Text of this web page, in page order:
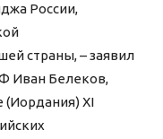
России,
страны, – заявил
Иван Белеков,
(Иордания) XI